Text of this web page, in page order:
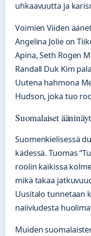
uhkaavuutta ja
Voimien Viiden
Angelina Jolie on
Apina, Seth Rogen
Randall Duk Kim
Uutena hahmona
Hudson, joka tuo
Suomalaiset
Suomenkielisessä
kädessä. Tuomas
roolin kaikissa
mikä takaa
Uusitalo tunnetaan
naiiviudesta
Muiden